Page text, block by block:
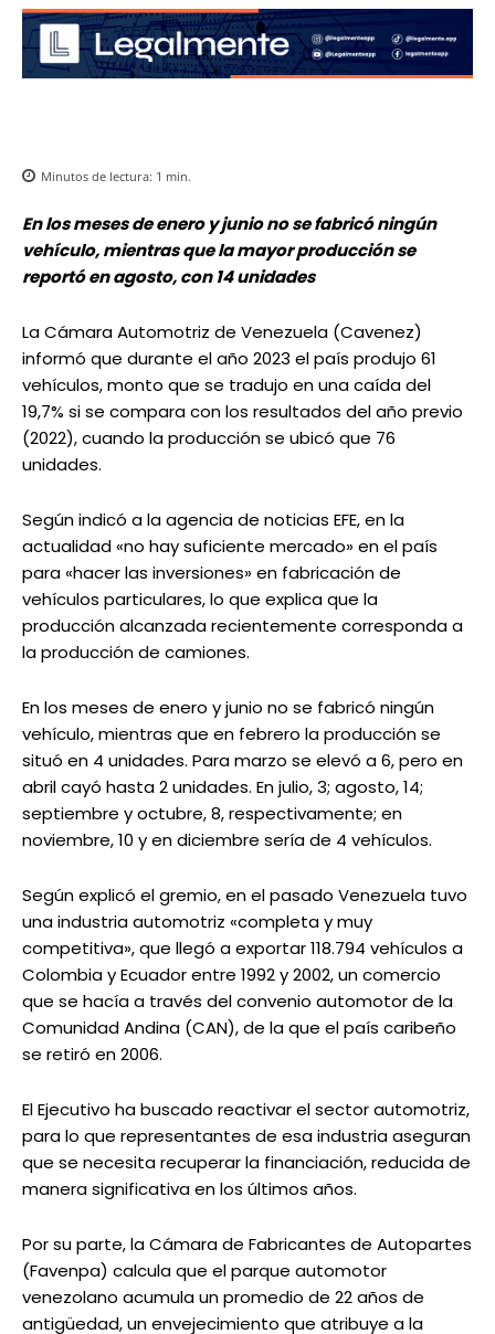
Minutos de lectura: 1 min.
En los meses de enero y junio no se fabricó ningún
vehículo, mientras que la mayor producción se
reportó en agosto, con 14 unidades
La Cámara Automotriz de Venezuela (Cavenez)
informó que durante el año 2023 el país produjo 61
vehículos, monto que se tradujo en una caída del
19,7% si se compara con los resultados del año previo
(2022), cuando la producción se ubicó que 76
unidades.
Según indicó a la agencia de noticias EFE, en la
actualidad «no hay suficiente mercado» en el país
para «hacer las inversiones» en fabricación de
vehículos particulares, lo que explica que la
producción alcanzada recientemente corresponda a
la producción de camiones.
En los meses de enero y junio no se fabricó ningún
vehículo, mientras que en febrero la producción se
situó en 4 unidades. Para marzo se elevó a 6, pero en
abril cayó hasta 2 unidades. En julio, 3; agosto, 14;
septiembre y octubre, 8, respectivamente; en
noviembre, 10 y en diciembre sería de 4 vehículos.
Según explicó el gremio, en el pasado Venezuela tuvo
una industria automotriz «completa y muy
competitiva», que llegó a exportar 118.794 vehículos a
Colombia y Ecuador entre 1992 y 2002, un comercio
que se hacía a través del convenio automotor de la
Comunidad Andina (CAN), de la que el país caribeño
se retiró en 2006.
El Ejecutivo ha buscado reactivar el sector automotriz,
para lo que representantes de esa industria aseguran
que se necesita recuperar la financiación, reducida de
manera significativa en los últimos años.
Por su parte, la Cámara de Fabricantes de Autopartes
(Favenpa) calcula que el parque automotor
venezolano acumula un promedio de 22 años de
antigüedad, un envejecimiento que atribuye a la